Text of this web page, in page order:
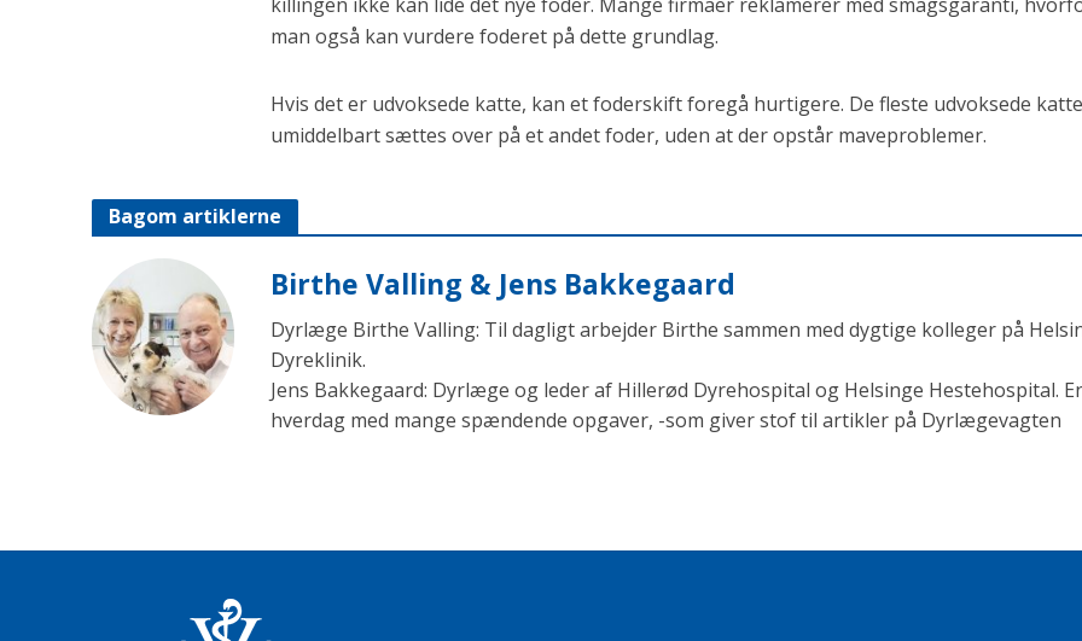
man også kan vurdere foderet på dette grundlag.
Hvis det er udvoksede katte, kan et foderskift foregå hurtigere. De fleste udvoksede
umiddelbart sættes over på et andet foder, uden at der opstår maveproblemer.
Bagom artiklerne
Birthe Valling & Jens Bakkegaard
Dyrlæge Birthe Valling: Til dagligt arbejder Birthe sammen med dygtige kolleger på
Dyreklinik.
Jens Bakkegaard: Dyrlæge og leder af Hillerød Dyrehospital og Helsinge Hestehospital.
hverdag med mange spændende opgaver, -som giver stof til artikler på Dyrlægevagten